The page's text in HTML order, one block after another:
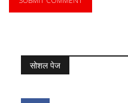
सोशल पेज